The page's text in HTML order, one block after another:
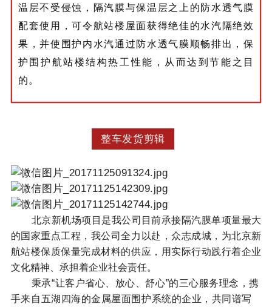
温层不受侵蚀，隔汽膜与保温层之上的防水透气膜
配套使用，可令航站楼屋面获得绝佳的水汽隔绝效
果，并使围护内水汽通过防水透气膜顺畅排出，保
护围护航站楼结构热工性能，从而达到节能之目
的。
整车发货剪辑
北京新机场项目是我公司目前承接隔汽膜单项量最大
的国家重点工程，我公司全力以赴，众志成城，为北京新
航站楼保质保量完成材料的供应，用实际行动践行着企业
文化精神、承担着企业社会责任。
秉承“让客户省心、放心、舒心”的三心服务理念，携
手来自五湖四海的金属屋面围护系统的企业，共同谱写